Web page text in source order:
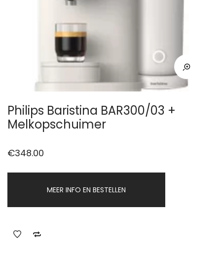
Philips Baristina BAR300/03 +
Melkopschuimer
€348.00
MEER INFO EN BESTELLEN